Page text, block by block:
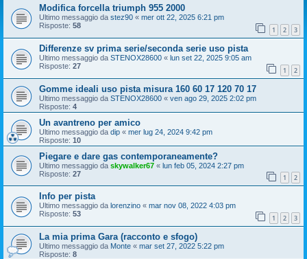
Modifica forcella triumph 955 2000
Ultimo messaggio da stez90 « mer ott 22, 2025 6:21 pm
Risposte: 58 1 2 3
Differenze sv prima serie/seconda serie uso pista
Ultimo messaggio da STENOX28600 « lun set 22, 2025 9:05 am
Risposte: 27 1 2
Gomme ideali uso pista misura 160 60 17 120 70 17
Ultimo messaggio da STENOX28600 « ven ago 29, 2025 2:02 pm
Risposte: 4
Un avantreno per amico
Ultimo messaggio da dip « mer lug 24, 2024 9:42 pm
Risposte: 10
Piegare e dare gas contemporaneamente?
Ultimo messaggio da skywalker67 « lun feb 05, 2024 2:27 pm
Risposte: 27 1 2
Info per pista
Ultimo messaggio da lorenzino « mar nov 08, 2022 4:03 pm
Risposte: 53 1 2 3
La mia prima Gara (racconto e sfogo)
Ultimo messaggio da Monte « mar set 27, 2022 5:22 pm
Risposte: 8